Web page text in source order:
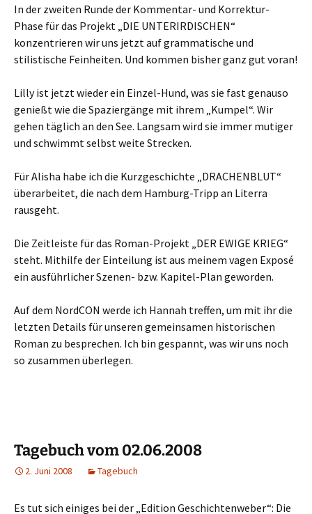
In der zweiten Runde der Kommentar- und Korrektur-
Phase für das Projekt „DIE UNTERIRDISCHEN“
konzentrieren wir uns jetzt auf grammatische und
stilistische Feinheiten. Und kommen bisher ganz gut voran!
Lilly ist jetzt wieder ein Einzel-Hund, was sie fast genauso
genießt wie die Spaziergänge mit ihrem „Kumpel“. Wir
gehen täglich an den See. Langsam wird sie immer mutiger
und schwimmt selbst weite Strecken.
Für Alisha habe ich die Kurzgeschichte „DRACHENBLUT“
überarbeitet, die nach dem Hamburg-Tripp an Literra
rausgeht.
Die Zeitleiste für das Roman-Projekt „DER EWIGE KRIEG“
steht. Mithilfe der Einteilung ist aus meinem vagen Exposé
ein ausführlicher Szenen- bzw. Kapitel-Plan geworden.
Auf dem NordCON werde ich Hannah treffen, um mit ihr die
letzten Details für unseren gemeinsamen historischen
Roman zu besprechen. Ich bin gespannt, was wir uns noch
so zusammen überlegen.
Tagebuch vom 02.06.2008
2. Juni 2008 Tagebuch
Es tut sich einiges bei der „Edition Geschichtenweber“: Die